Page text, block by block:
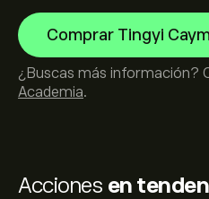
Acciones en
Comprar Tingyi
¿Buscas más información?
Academia.